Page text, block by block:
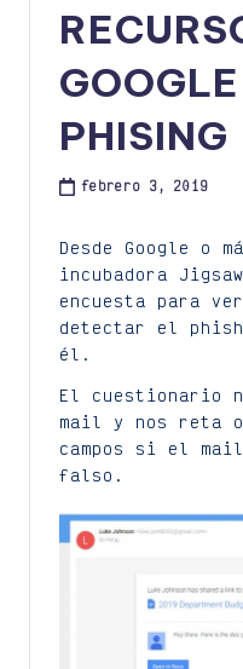
PHISING
febrero 3, 2019
Desde Google o
incubadora
encuesta para
detectar el
él.
El cuestionario
mail y nos reta
campos si el
falso.